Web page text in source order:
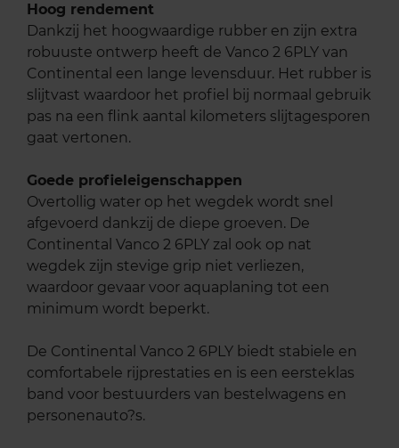
Hoog rendement
Dankzij het hoogwaardige rubber en zijn extra
robuuste ontwerp heeft de Vanco 2 6PLY van
Continental een lange levensduur. Het rubber is
slijtvast waardoor het profiel bij normaal gebruik
pas na een flink aantal kilometers slijtagesporen
gaat vertonen.
Goede profieleigenschappen
Overtollig water op het wegdek wordt snel
afgevoerd dankzij de diepe groeven. De
Continental Vanco 2 6PLY zal ook op nat
wegdek zijn stevige grip niet verliezen,
waardoor gevaar voor aquaplaning tot een
minimum wordt beperkt.
De Continental Vanco 2 6PLY biedt stabiele en
comfortabele rijprestaties en is een eersteklas
band voor bestuurders van bestelwagens en
personenauto?s.